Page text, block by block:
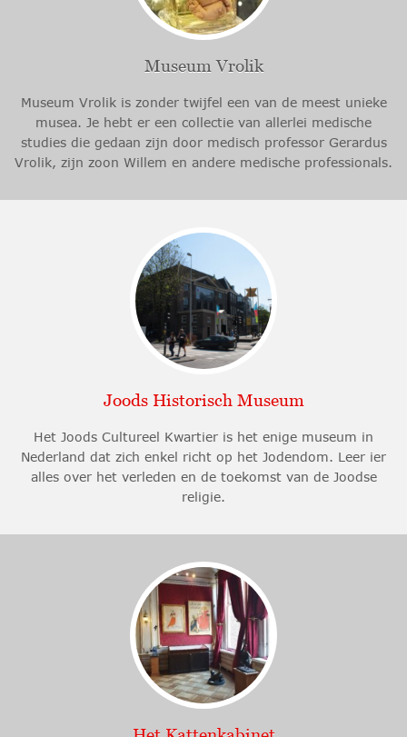
Museum Vrolik
Museum Vrolik is zonder twijfel een van de meest unieke
musea. Je hebt er een collectie van allerlei medische
studies die gedaan zijn door medisch professor Gerardus
Vrolik, zijn zoon Willem en andere medische professionals.
Joods Historisch Museum
Het Joods Cultureel Kwartier is het enige museum in
Nederland dat zich enkel richt op het Jodendom. Leer ier
alles over het verleden en de toekomst van de Joodse
religie.